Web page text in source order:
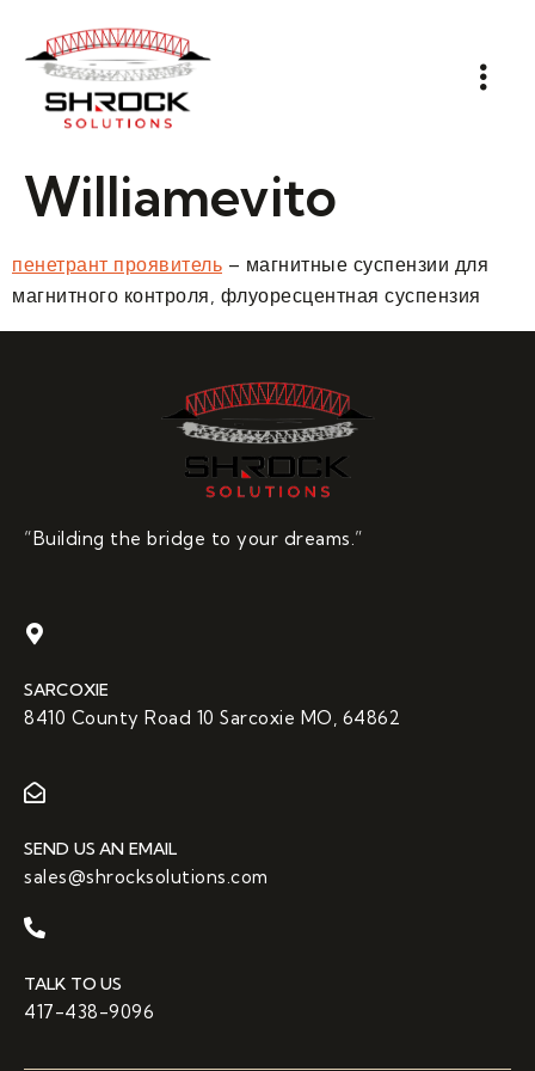
Williamevito
пенетрант проявитель – магнитные суспензии для
магнитного контроля, флуоресцентная суспензия
“Building the bridge to your dreams.”
SARCOXIE
8410 County Road 10 Sarcoxie MO, 64862
SEND US AN EMAIL
sales@shrocksolutions.com
TALK TO US
417-438-9096